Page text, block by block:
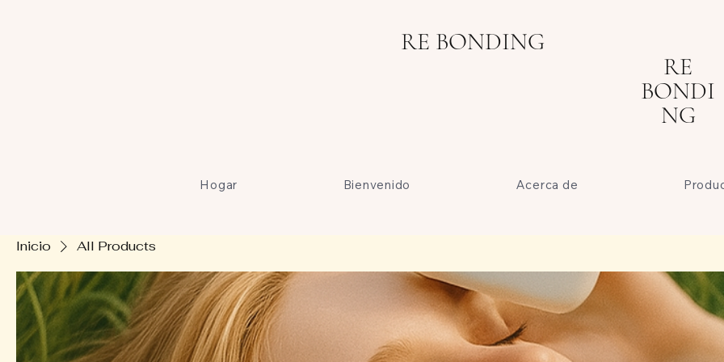
RE BONDING
RE
BONDI
NG
Hogar Bienvenido Acerca de
Inicio All Products